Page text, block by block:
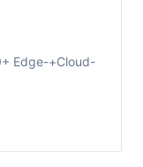
Edge-+Cloud-